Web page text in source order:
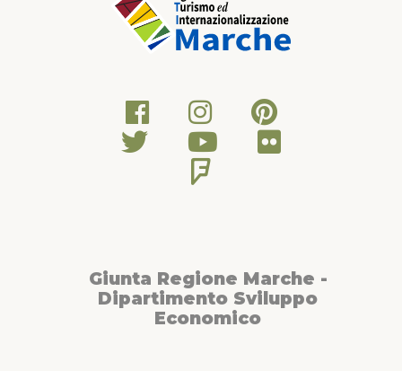
Giunta Regione Marche -
Dipartimento Sviluppo
Economico